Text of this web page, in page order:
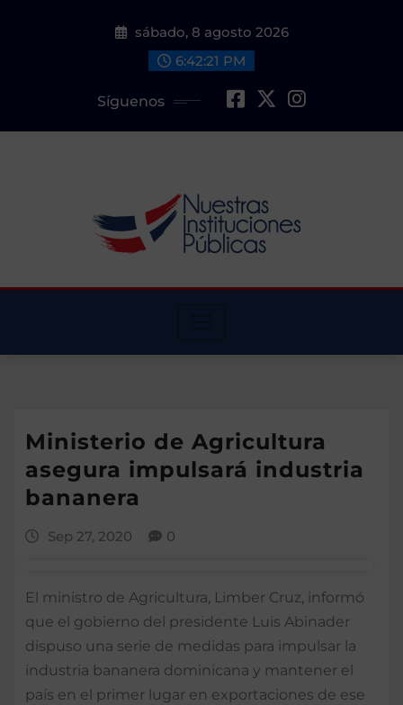
sábado, 8 agosto 2026
6:42:22 PM
Síguenos
Ministerio de Agricultura
asegura impulsará industria
bananera
Sep 27, 2020 0
El ministro de Agricultura, Limber Cruz, informó
que el gobierno del presidente Luis Abinader
dispuso una serie de medidas para impulsar la
industria bananera dominicana y mantener el
país en el primer lugar en exportaciones de ese